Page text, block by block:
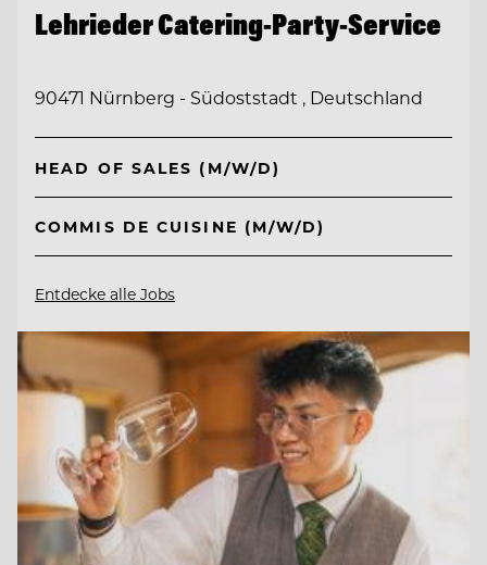
Lehrieder Catering-Party-Service
90471 Nürnberg - Südoststadt , Deutschland
HEAD OF SALES (M/W/D)
COMMIS DE CUISINE (M/W/D)
Entdecke alle Jobs